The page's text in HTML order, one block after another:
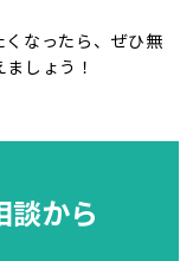
なったら、ぜひ無
しょう！
談から